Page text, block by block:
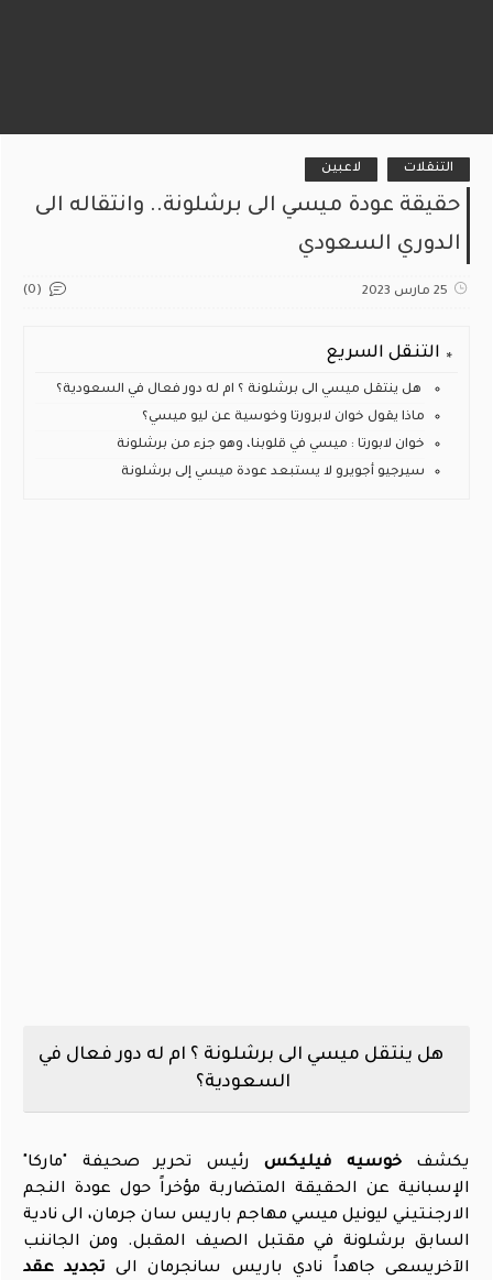
التنقلات لاعبين
حقيقة عودة ميسي الى برشلونة.. وانتقاله الى
الدوري السعودي
25 مارس 2023 (0)
التنقل السريع
هل ينتقل ميسي الى برشلونة ؟ ام له دور فعال في السعودية؟
ماذا يقول خوان لابرورتا وخوسية عن ليو ميسي؟
خوان لابورتا : ميسي في قلوبنا، وهو جزء من برشلونة
سيرجيو أجويرو لا يستبعد عودة ميسي إلى برشلونة
هل ينتقل ميسي الى برشلونة ؟ ام له دور فعال في
السعودية؟
يكشفخوسيه فيليكس رئيس تحرير صحيفة "ماركا"
الإسبانية عن الحقيقة المتضاربة مؤخراً حول عودة النجم
الارجنتيني ليونيل ميسي مهاجم باريس سان جرمان، الى نادية
السابق برشلونة في مقتبل الصيف المقبل. ومن الجاننب
الآخريسعى جاهداً نادي باريس سانجرمان الى تجديد عقد